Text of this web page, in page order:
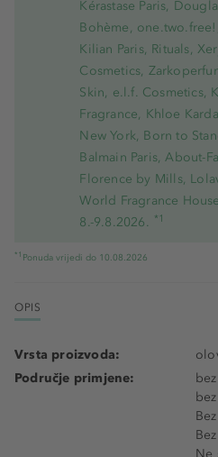
Kérastase Paris,
Bohème,
Kilian Paris, Rituals,
Cosmetics,
Skin, e.l.f. Cosmetics,
Fragrance, Khloe
New York, Born to
Balmain Paris, About-
Florence by Mills,
World Fragrance
8.-9.8.2026. *1
*1 Ponuda vrijedi do 10.08.2026
OPIS
Vrsta proizvoda:
Područje primjene: